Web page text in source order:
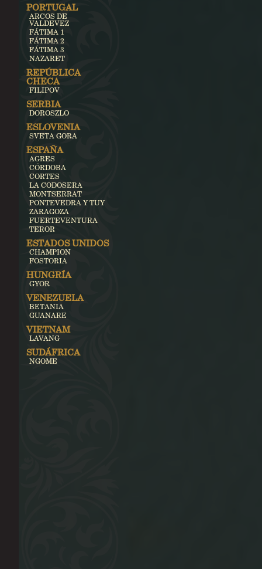
PORTUGAL
ARCOS DE
VALDEVEZ
FÁTIMA 1
FÁTIMA 2
FÁTIMA 3
NAZARET
REPÚBLICA
CHECA
FILIPOV
SERBIA
DOROSZLO
ESLOVENIA
SVETA GORA
ESPAÑA
AGRES
CÓRDOBA
CORTES
LA CODOSERA
MONTSERRAT
PONTEVEDRA Y TUY
ZARAGOZA
FUERTEVENTURA
TEROR
ESTADOS UNIDOS
CHAMPION
FOSTORIA
HUNGRÍA
GYOR
VENEZUELA
BETANIA
GUANARE
VIETNAM
LAVANG
SUDÁFRICA
NGOME